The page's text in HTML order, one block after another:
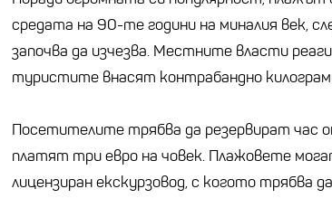
средата на 90-те години на миналия век,
започва да изчезва. Местните власти
туристите внасят контрабандно
Посетителите трябва да резервират час
платят три евро на човек. Плажовете
лицензиран екскурзовод, с когото трябва